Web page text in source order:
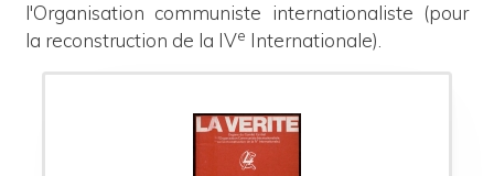
l'Organisation communiste internationaliste (pour
la reconstruction de la IVe Internationale).